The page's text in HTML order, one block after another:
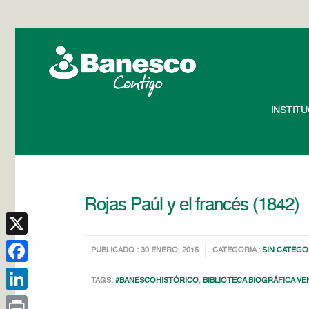
Rojas Paúl y el francés (1842)
PUBLICADO : 30 ENERO, 2015 CATEGORIA :SIN
TAGS:#BANESCOHISTÓRICO, BIBLIOTECA BIOGRÁFICA
X
Facebook
LinkedIn